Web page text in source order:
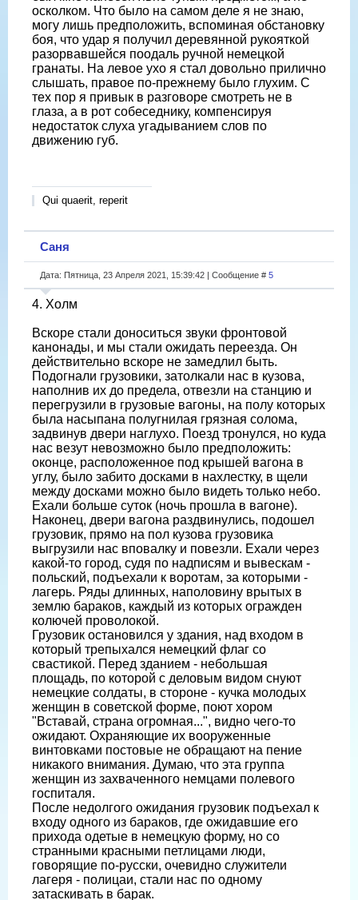
осколком. Что было на самом деле я не знаю,
могу лишь предположить, вспоминая обстановку
боя, что удар я получил деревянной рукояткой
разорвавшейся поодаль ручной немецкой
гранаты. На левое ухо я стал довольно прилично
слышать, правое по-прежнему было глухим. С
тех пор я привык в разговоре смотреть не в
глаза, а в рот собеседнику, компенсируя
недостаток слуха угадыванием слов по
движению губ.
Qui quaerit, reperit
Саня
Дата: Пятница, 23 Апреля 2021, 15:39:42 | Сообщение # 5
4. Холм
Вскоре стали доноситься звуки фронтовой
канонады, и мы стали ожидать переезда. Он
действительно вскоре не замедлил быть.
Подогнали грузовики, затолкали нас в кузова,
наполнив их до предела, отвезли на станцию и
перегрузили в грузовые вагоны, на полу которых
была насыпана полугнилая грязная солома,
задвинув двери наглухо. Поезд тронулся, но куда
нас везут невозможно было предположить:
оконце, расположенное под крышей вагона в
углу, было забито досками в нахлестку, в щели
между досками можно было видеть только небо.
Ехали больше суток (ночь прошла в вагоне).
Наконец, двери вагона раздвинулись, подошел
грузовик, прямо на пол кузова грузовика
выгрузили нас вповалку и повезли. Ехали через
какой-то город, судя по надписям и вывескам -
польский, подъехали к воротам, за которыми -
лагерь. Ряды длинных, наполовину врытых в
землю бараков, каждый из которых огражден
колючей проволокой.
Грузовик остановился у здания, над входом в
который трепыхался немецкий флаг со
свастикой. Перед зданием - небольшая
площадь, по которой с деловым видом снуют
немецкие солдаты, в стороне - кучка молодых
женщин в советской форме, поют хором
"Вставай, страна огромная...", видно чего-то
ожидают. Охраняющие их вооруженные
винтовками постовые не обращают на пение
никакого внимания. Думаю, что эта группа
женщин из захваченного немцами полевого
госпиталя.
После недолгого ожидания грузовик подъехал к
входу одного из бараков, где ожидавшие его
прихода одетые в немецкую форму, но со
странными красными петлицами люди,
говорящие по-русски, очевидно служители
лагеря - полицаи, стали нас по одному
затаскивать в барак.